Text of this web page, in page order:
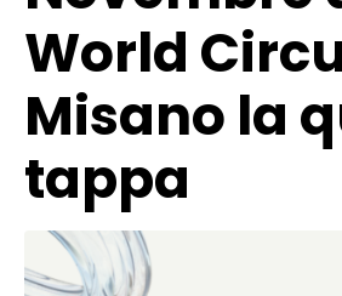
World
Misano la
tappa